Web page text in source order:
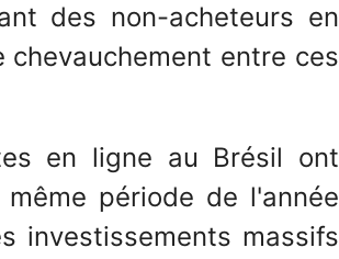
des non-acheteurs en
entre ces
en ligne au Brésil ont
période de l'année
investissements massifs